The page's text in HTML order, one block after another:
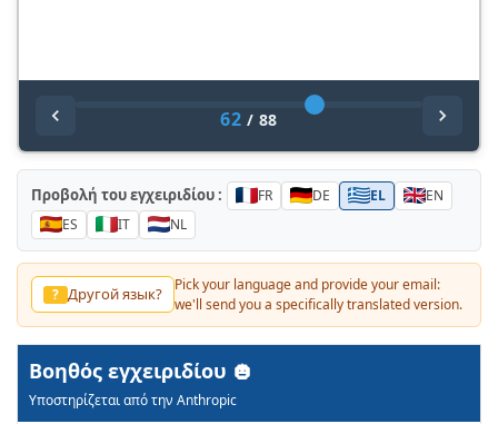
62 / 88
Προβολή του εγχειριδίου : FR DE EL
EN
ES
IT NL
? Другой язык?
Pick your language and provide your email:
we'll send you a specifically translated version.
Βοηθός εγχειριδίου
Υποστηρίζεται από την Anthropic